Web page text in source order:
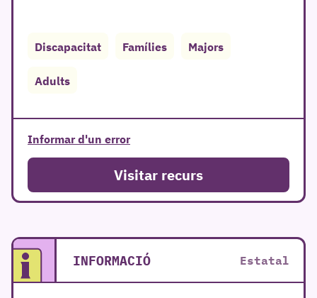
Discapacitat Famílies Majors
Adults
Informar d'un error
Visitar recurs
INFORMACIÓ Estatal